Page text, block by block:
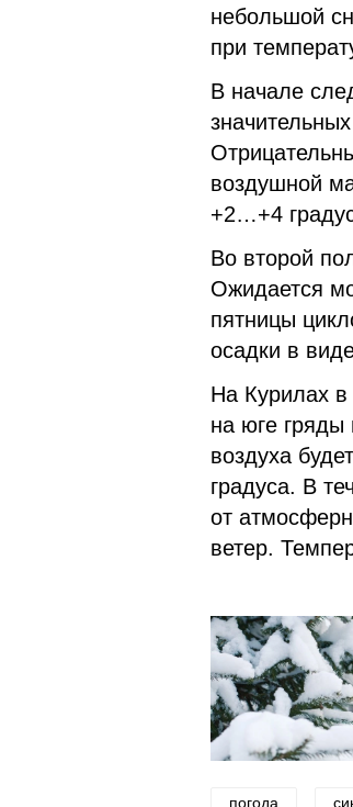
небольшой
при
В начале
воздушной
+2…+4
Во второй
Ожидается
пятницы
осадки в
На Курилах в
на юге гряды
воздуха
градуса. В
от
ветер.
погода